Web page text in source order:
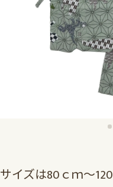
サイズは80ｃｍ～